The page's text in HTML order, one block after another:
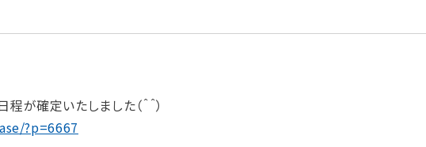
が確定いたしました（＾＾）
?p=6667